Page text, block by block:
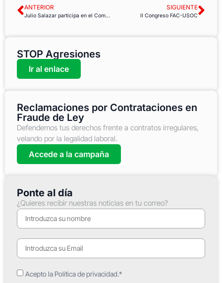
ANTERIOR
Julio Salazar participa en el Comité Ejecutivo de la CES
SIGUIENTE
II Congreso FAC-USOC
STOP Agresiones
Ir al enlace
Reclamaciones por Contrataciones en
Fraude de Ley
Defendemos tus derechos frente a contratos irregulares,
velando por la legalidad laboral.
Accede a la campaña
Ponte al día
¿Quieres recibir nuestras noticias en tu correo?
Acepto la Política de privacidad.*